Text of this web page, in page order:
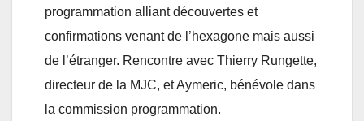
programmation alliant découvertes et
confirmations venant de l’hexagone mais aussi
de l’étranger. Rencontre avec Thierry Rungette,
directeur de la MJC, et Aymeric, bénévole dans
la commission programmation.